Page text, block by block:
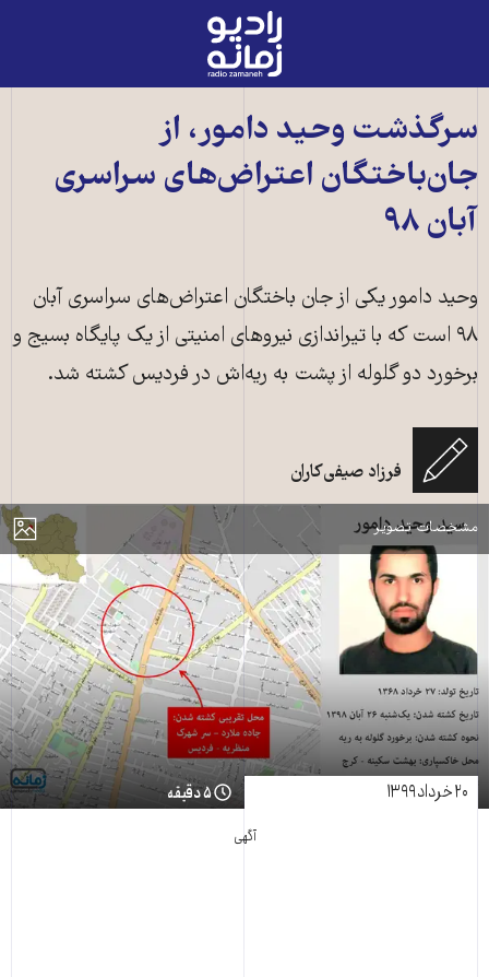
رادیو
زمانه
اصلی
سرگذشت وحید دامور، از
جان‌‌باختگان اعتراض‌های سراسری
آبان ۹۸
وحید دامور یکی از جان باختگان اعتراض‌های سراسری آبان
۹۸ است که با تیراندازی نیروهای امنیتی از یک پایگاه بسیج و
برخورد دو گلوله از پشت به ریه‌اش در فردیس کشته شد.
فرزاد صیفی‌کاران
نمایش
مشخصات تصویر
محل تقریبی کشته شدن
۲۰ خرداد ۱۳۹۹ ۵ دقیقه
آگهی